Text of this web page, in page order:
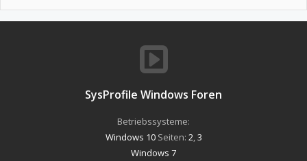
SysProfile Windows Foren
Betriebssysteme:
Windows 10Seiten: 2,3
Windows 7